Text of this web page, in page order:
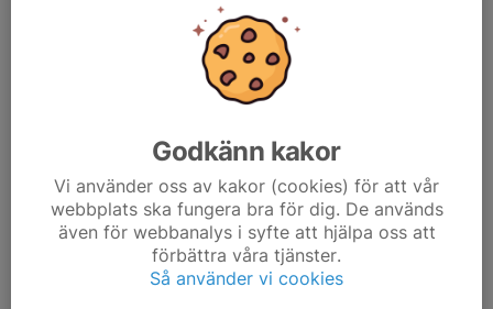
Godkänn kakor
Vi använder oss av kakor (cookies) för att vår
webbplats ska fungera bra för dig. De används
även för webbanalys i syfte att hjälpa oss att
förbättra våra tjänster.
Så använder vi cookies